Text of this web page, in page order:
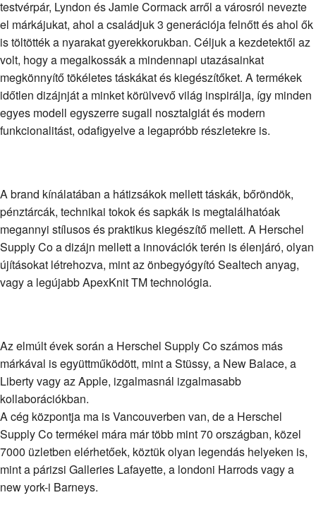
testvérpár, Lyndon és Jamie Cormack arről a városról nevezte
el márkájukat, ahol a családjuk 3 generációja felnőtt és ahol ők
is töltötték a nyarakat gyerekkorukban. Céljuk a kezdetektől az
volt, hogy a megalkossák a mindennapi utazásainkat
megkönnyítő tökéletes táskákat és kiegészítőket. A termékek
időtlen dizájnját a minket körülvevő világ inspirálja, így minden
egyes modell egyszerre sugall nosztalgiát és modern
funkcionalitást, odafigyelve a legapróbb részletekre is.
A brand kínálatában a hátizsákok mellett táskák, bőröndök,
pénztárcák, technikai tokok és sapkák is megtalálhatóak
megannyi stílusos és praktikus kiegészítő mellett. A Herschel
Supply Co a dizájn mellett a innovációk terén is élenjáró, olyan
újításokat létrehozva, mint az önbegyógyító Sealtech anyag,
vagy a legújabb ApexKnit TM technológia.
Az elmúlt évek során a Herschel Supply Co számos más
márkával is együttműködött, mint a Stüssy, a New Balace, a
Liberty vagy az Apple, izgalmasnál izgalmasabb
kollaborációkban.
A cég központja ma is Vancouverben van, de a Herschel
Supply Co termékei mára már több mint 70 országban, közel
7000 üzletben elérhetőek, köztük olyan legendás helyeken is,
mint a párizsi Galleries Lafayette, a londoni Harrods vagy a
new york-i Barneys.